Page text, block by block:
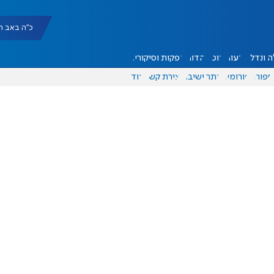
כ"ה באב תשפ"ו
ונדל"ן דעות אוכל יהדות הפקות וסיקורים
ספורט פורומים אתר ישיבה יצירת קשר עוד